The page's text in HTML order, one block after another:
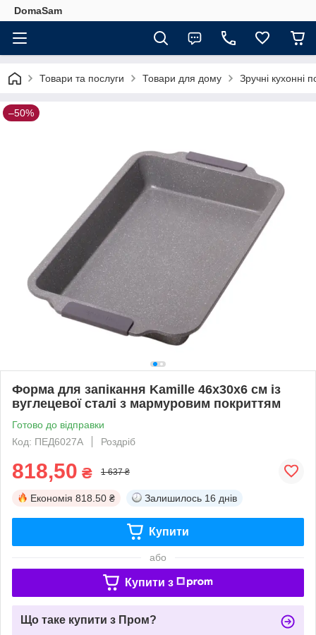
DomaSam
Товари та послуги Товари для дому Зручні кухонні
–50%
Форма для запікання Kamille 46х30х6 см із
вуглецевої сталі з мармуровим покриттям
Готово до відправки
Код: ПЕД6027A
Роздріб
818,50 ₴ 1 637 ₴
Економія 818.50 ₴ Залишилось 16 днів
Купити
або
Купити з
Що таке купити з Пром?